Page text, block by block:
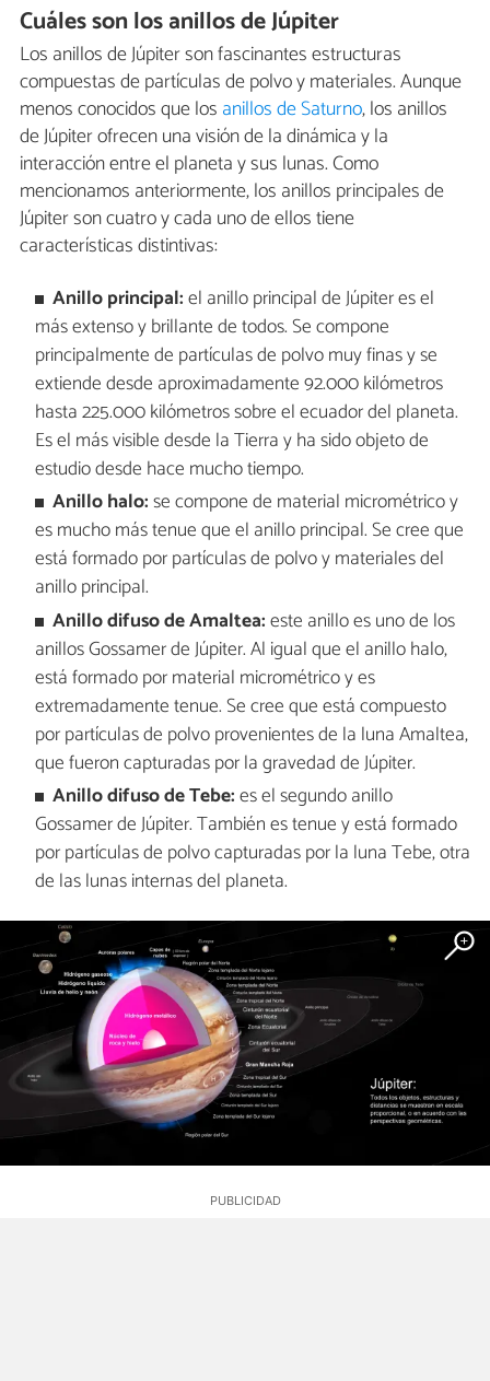
Cuáles son los anillos de Júpiter
Los anillos de Júpiter son fascinantes estructuras
compuestas de partículas de polvo y materiales. Aunque
menos conocidos que los anillos de Saturno, los anillos
de Júpiter ofrecen una visión de la dinámica y la
interacción entre el planeta y sus lunas. Como
mencionamos anteriormente, los anillos principales de
Júpiter son cuatro y cada uno de ellos tiene
características distintivas:
Anillo principal:el anillo principal de Júpiter es el
más extenso y brillante de todos. Se compone
principalmente de partículas de polvo muy finas y se
extiende desde aproximadamente 92.000 kilómetros
hasta 225.000 kilómetros sobre el ecuador del planeta.
Es el más visible desde la Tierra y ha sido objeto de
estudio desde hace mucho tiempo.
Anillo halo:se compone de material micrométrico y
es mucho más tenue que el anillo principal. Se cree que
está formado por partículas de polvo y materiales del
anillo principal.
Anillo difuso de Amaltea:este anillo es uno de los
anillos Gossamer de Júpiter. Al igual que el anillo halo,
está formado por material micrométrico y es
extremadamente tenue. Se cree que está compuesto
por partículas de polvo provenientes de la luna Amaltea,
que fueron capturadas por la gravedad de Júpiter.
Anillo difuso de Tebe:es el segundo anillo
Gossamer de Júpiter. También es tenue y está formado
por partículas de polvo capturadas por la luna Tebe, otra
de las lunas internas del planeta.